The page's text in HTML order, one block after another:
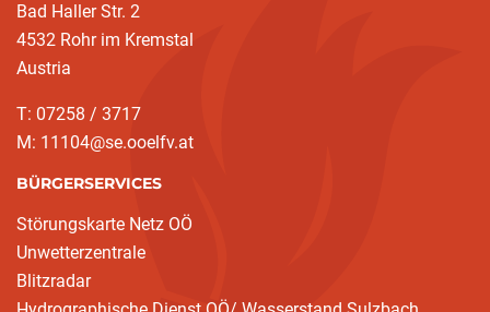
Bad Haller Str. 2
4532 Rohr im Kremstal
Austria
T: 07258 / 3717
M: 11104@se.ooelfv.at
BÜRGERSERVICES
Störungskarte Netz OÖ
Unwetterzentrale
Blitzradar